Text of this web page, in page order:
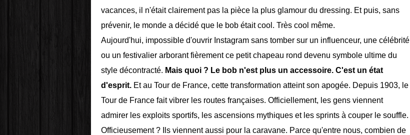
vacances, il n'était clairement pas la pièce la plus glamour du dressing. Et puis, sans
prévenir, le monde a décidé que le bob était cool. Très cool même.
Aujourd'hui, impossible d'ouvrir Instagram sans tomber sur un influenceur, une célébrité
ou un festivalier arborant fièrement ce petit chapeau rond devenu symbole ultime du
style décontracté. Mais quoi ? Le bob n'est plus un accessoire. C'est un état
d'esprit. Et au Tour de France, cette transformation atteint son apogée. Depuis 1903, le
Tour de France fait vibrer les routes françaises. Officiellement, les gens viennent
admirer les exploits sportifs, les ascensions mythiques et les sprints à couper le souffle.
Officieusement ? Ils viennent aussi pour la caravane. Parce qu'entre nous, combien de